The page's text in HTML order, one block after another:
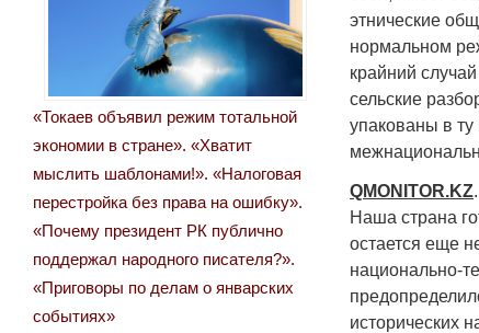
этнические
нормальном
крайний
сельские
упакованы в ту
QMONITOR.KZ
Наша страна
остается еще
национально-
исторических
«Токаев объявил режим тотальной
экономии в стране». «Хватит
мыслить шаблонами!». «Налоговая
перестройка без права на ошибку».
«Почему президент РК публично
поддержал народного писателя?».
«Приговоры по делам о январских
событиях»